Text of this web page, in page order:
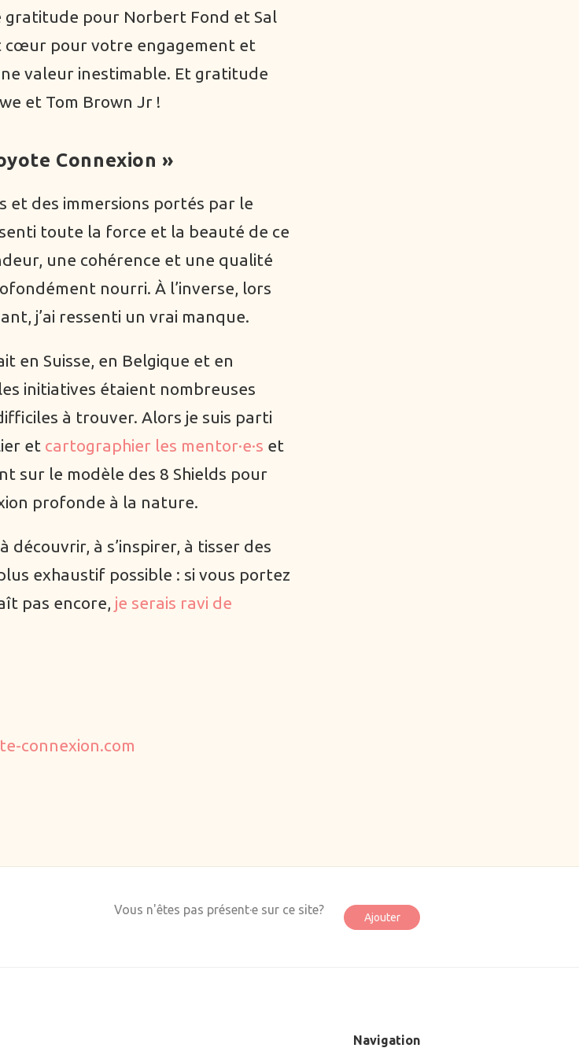
pour Norbert Fond et Sal
cœur pour votre engagement et
valeur inestimable. Et gratitude
et Tom Brown Jr !
Connexion »
et des immersions portés par le
senti toute la force et la beauté de ce
une cohérence et une qualité
nourri. À l’inverse, lors
j’ai ressenti un vrai manque.
en Suisse, en Belgique et en
initiatives étaient nombreuses
à trouver. Alors je suis parti
et cartographier les mentor·e·s et
sur le modèle des 8 Shields pour
profonde à la nature.
découvrir, à s’inspirer, à tisser des
exhaustif possible : si vous portez
pas encore, je serais ravi de
connexion.com
Vous n'êtes pas présent·e sur ce site?
Ajouter
Navigation